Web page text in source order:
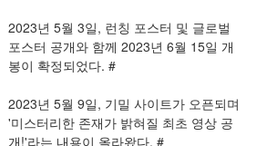
2023년 5월 3일, 런칭 포스터 및 글로벌
포스터 공개와 함께 2023년 6월 15일 개
봉이 확정되었다. #
2023년 5월 9일, 기밀 사이트가 오픈되며
'미스터리한 존재가 밝혀질 최초 영상 공
개!'라는 내용이 올라왔다. #